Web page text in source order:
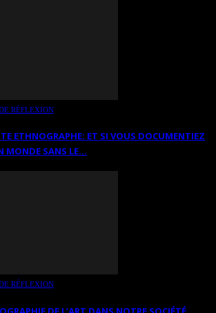
RÉFLEXION
ETHNOGRAPHE: ET SI VOUS DOCUMENTIEZ
MONDE SANS LE…
RÉFLEXION